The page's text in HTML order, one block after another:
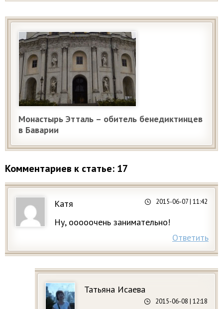
Монастырь Этталь – обитель бенедиктинцев
в Баварии
Комментариев к статье: 17
Катя 2015-06-07| 11:42
Ну, ооооочень занимательно!
Ответить
Татьяна Исаева
2015-06-08 | 12:18